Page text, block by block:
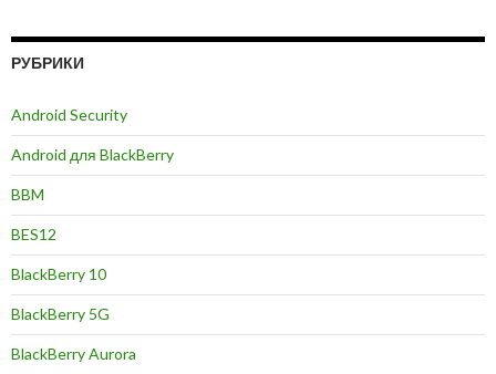
РУБРИКИ
Android Security
Android для BlackBerry
BBM
BES12
BlackBerry 10
BlackBerry 5G
BlackBerry Aurora